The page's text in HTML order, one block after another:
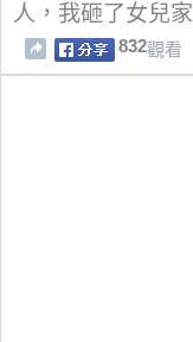
人，我砸了女兒家
832觀看